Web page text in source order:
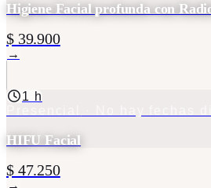
Higiene Facial profunda con
$ 39.900
→
1 h
HIFU Facial
$ 47.250
→